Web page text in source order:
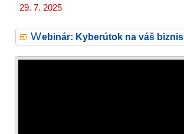
29. 7. 2025
Webinár: Kyberútok na váš biznis